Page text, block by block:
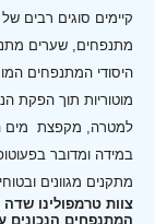
קיימים סוגים רבים
מתנפחים, שערים
היסודי המתנפחים
מוטוריות תוך הפקת
למטרה, מקפצת מים
במידה ומדובר
מתקנים מגוונים
צוות טרמפולינו
המתנפחים הנכונים